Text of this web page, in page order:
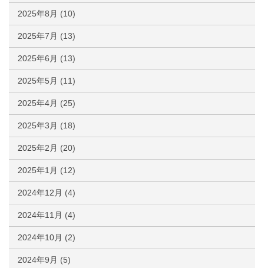
2025年8月 (10)
2025年7月 (13)
2025年6月 (13)
2025年5月 (11)
2025年4月 (25)
2025年3月 (18)
2025年2月 (20)
2025年1月 (12)
2024年12月 (4)
2024年11月 (4)
2024年10月 (2)
2024年9月 (5)